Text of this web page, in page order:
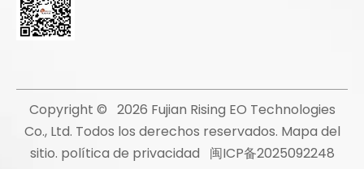
Copyright © 2026 Fujian Rising EO Technologies
Co., Ltd. Todos los derechos reservados. Mapa del
sitio. política de privacidad
闽ICP备2025092248